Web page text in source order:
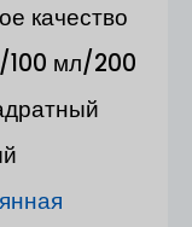
качество
100 мл/200